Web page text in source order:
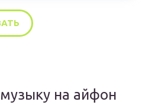
музыку на айфон